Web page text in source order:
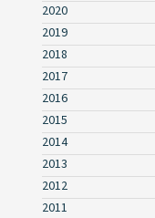
2020
2019
2018
2017
2016
2015
2014
2013
2012
2011